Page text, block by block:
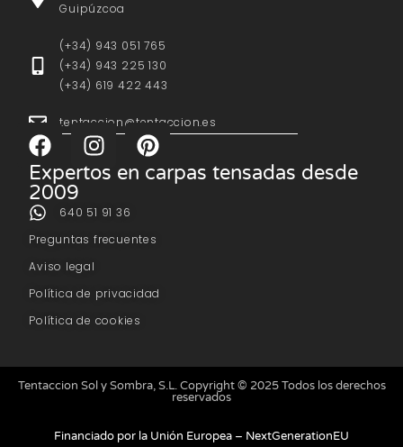
Guipúzcoa
(+34) 943 051 765
(+34) 943 225 130
(+34) 619 422 443
tentaccion@tentaccion.es
Expertos en carpas tensadas desde
2009
640 51 91 36
Preguntas frecuentes
Aviso legal
Política de privacidad
Política de cookies
Tentaccion Sol y Sombra, S.L. Copyright © 2025 Todos los derechos
reservados
Financiado por la Unión Europea – NextGenerationEU